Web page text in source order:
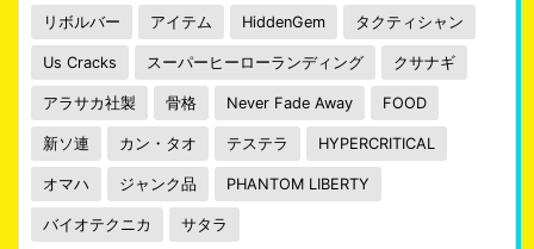
リボルバー アイテム HiddenGem タクティシャン
Us Cracks スーパーヒーローランディング クサナギ
アラサカ社製 骨格 Never Fade Away FOOD
新ソ連 カン・タオ テステラ HYPERCRITICAL
オマハ ジャンク品 PHANTOM LIBERTY
バイオテクニカ サタラ